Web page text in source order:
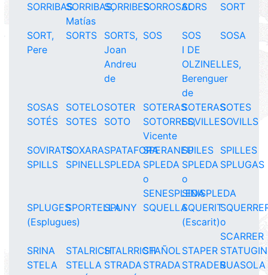
SORRIBASSORRIBAS,
Matías
SORRIBESSORROSALSORS SORT
SORT,
Pere
SORTS
SORTS,
Joan
Andreu
de
SOS
SOS
I DE
OLZINELLES,
Berenguer
de
SOSA
SOSAS SOTELOSOTER SOTERASSOTERASSOTES
SOTÉS
SOTES SOTO
SOTORRES,
Vicente
SOVILLESSOVILLS
SOVIRATSSOXARASPATAFORASPERANEUSPILES
SPILLES
SPILLS
SPINELLSPLEDA SPLEDA
o
SENESPLEDA
SPLEDA
o
SINISPLEDA
SPLUGAS
SPLUGES
(Esplugues)
SPORTELLASPUNY SQUELLASQUERIT
(Escarit)o
SCARRER
SRINA
STALRICHSTALRRICHSTAÑOLSTAPER
STELA
STELLA STRADASTRADASTRADERSUASOLA